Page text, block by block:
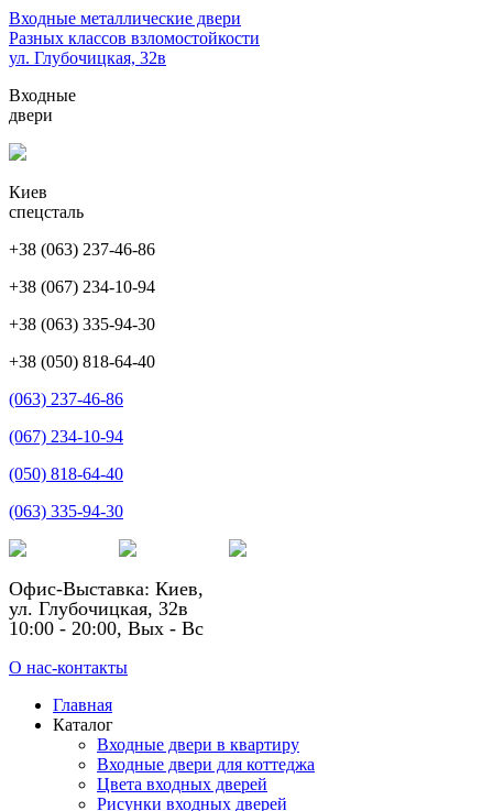
Перейти
к
содержимому
Enter)
Входные металлические двери
Разных классов взломостойкости
ул. Глубочицкая, 32в
Входные
двери
Киев
спецсталь
+38 (063) 237-46-86
+38 (067) 234-10-94
+38 (063) 335-94-30
+38 (050) 818-64-40
(063) 237-46-86
(067) 234-10-94
(050) 818-64-40
(063) 335-94-30
Офис-Выставка: Киев,
ул. Глубочицкая, 32в
10:00 - 20:00, Вых - Вс
О нас-контакты
Главная
Каталог
Входные двери в квартиру
Входные двери для коттеджа
Цвета входных дверей
Рисунки входных дверей